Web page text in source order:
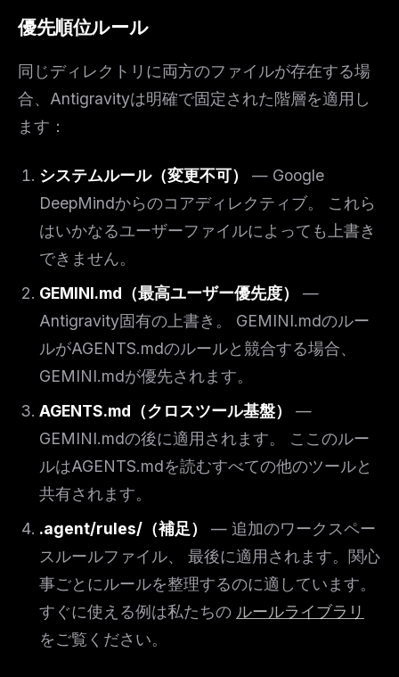
優先順位ルール
同じディレクトリに両方のファイルが存在する場
合、Antigravityは明確で固定された階層を適用し
ます：
システムルール（変更不可）
— Google
DeepMindからのコアディレクティブ。 これら
はいかなるユーザーファイルによっても上書き
できません。
GEMINI.md（最高ユーザー優先度）
—
Antigravity固有の上書き。 GEMINI.mdのルー
ルがAGENTS.mdのルールと競合する場合、
GEMINI.mdが優先されます。
AGENTS.md（クロスツール基盤）
—
GEMINI.mdの後に適用されます。 ここのルー
ルはAGENTS.mdを読むすべての他のツールと
共有されます。
.agent/rules/（補足）
— 追加のワークスペー
スルールファイル、 最後に適用されます。関心
事ごとにルールを整理するのに適しています。
すぐに使える例は私たちの ルールライブラリ
をご覧ください。